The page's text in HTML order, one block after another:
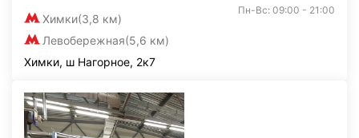
Химки(3,8 км)
Левобережная(5,6 км)
Пн-Вс: 09:00 - 21:00
Химки, ш Нагорное, 2к7